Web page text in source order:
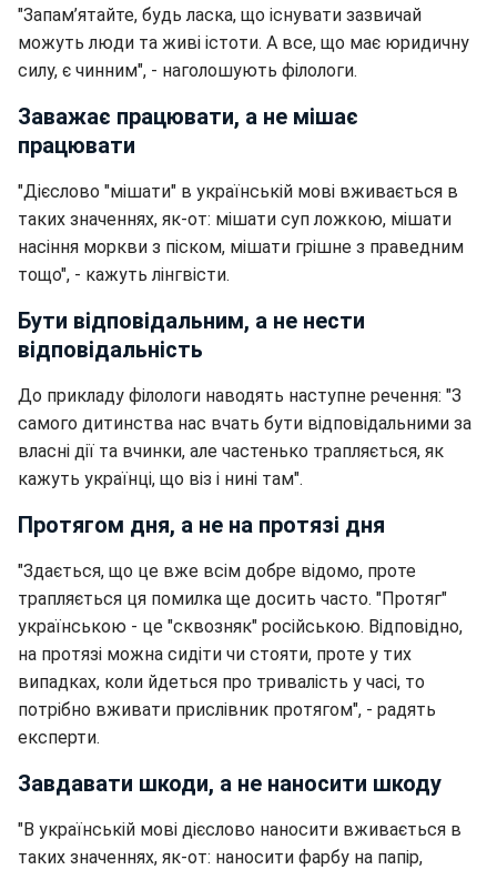
"Запам’ятайте, будь ласка, що існувати зазвичай
можуть люди та живі істоти. А все, що має юридичну
силу, є чинним", - наголошують філологи.
Заважає працювати, а не мішає
працювати
"Дієслово "мішати" в українській мові вживається в
таких значеннях, як-от: мішати суп ложкою, мішати
насіння моркви з піском, мішати грішне з праведним
тощо", - кажуть лінгвісти.
Бути відповідальним, а не нести
відповідальність
До прикладу філологи наводять наступне речення: "З
самого дитинства нас вчать бути відповідальними за
власні дії та вчинки, але частенько трапляється, як
кажуть українці, що віз і нині там".
Протягом дня, а не на протязі дня
"Здається, що це вже всім добре відомо, проте
трапляється ця помилка ще досить часто. "Протяг"
українською - це "сквозняк" російською. Відповідно,
на протязі можна сидіти чи стояти, проте у тих
випадках, коли йдеться про тривалість у часі, то
потрібно вживати прислівник протягом", - радять
експерти.
Завдавати шкоди, а не наносити шкоду
"В українській мові дієслово наносити вживається в
таких значеннях, як-от: наносити фарбу на папір,